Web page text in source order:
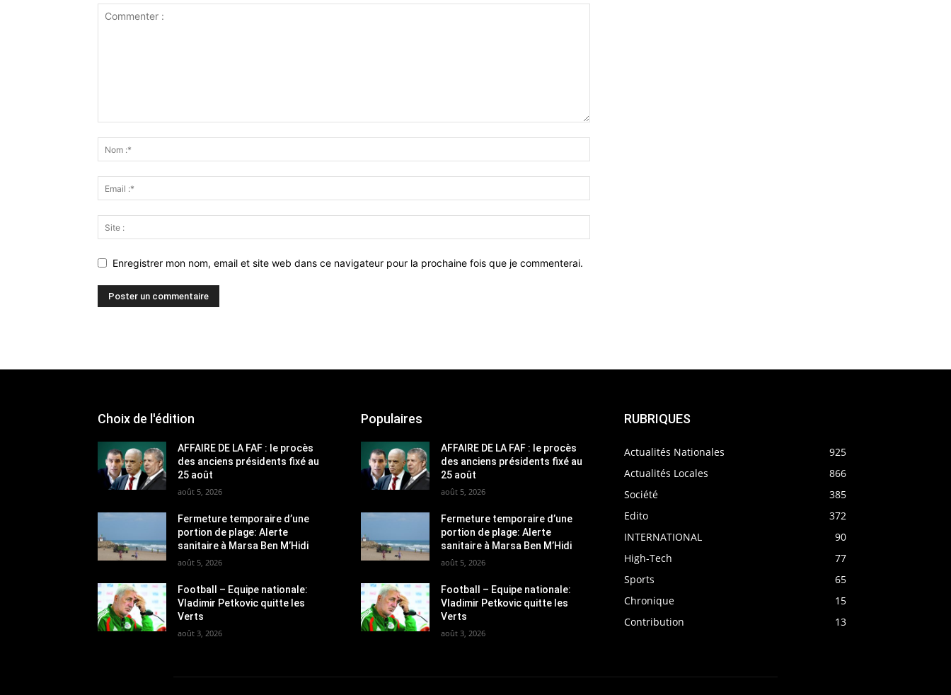
Enregistrer mon nom, email et site web dans ce navigateur pour la prochaine fois que je commenterai.
Choix de l'édition
AFFAIRE DE LA FAF : le procès
des anciens présidents fixé au
25 août
août 5, 2026
Fermeture temporaire d’une
portion de plage: Alerte
sanitaire à Marsa Ben M’Hidi
août 5, 2026
Football – Equipe nationale:
Vladimir Petkovic quitte les
Verts
août 3, 2026
Populaires
AFFAIRE DE LA FAF : le procès
des anciens présidents fixé au
25 août
août 5, 2026
Fermeture temporaire d’une
portion de plage: Alerte
sanitaire à Marsa Ben M’Hidi
août 5, 2026
Football – Equipe nationale:
Vladimir Petkovic quitte les
Verts
août 3, 2026
RUBRIQUES
Actualités Nationales
925
Actualités Locales
866
Société
385
Edito
372
INTERNATIONAL
90
High-Tech
77
Sports
65
Chronique
15
Contribution
13